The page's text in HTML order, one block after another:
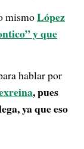
mismoLópez
y que
hablar por
, pues
ya que eso